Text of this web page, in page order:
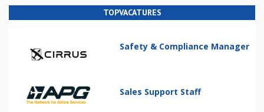
TOPVACATURES
Safety & Compliance Manager
Sales Support Staff